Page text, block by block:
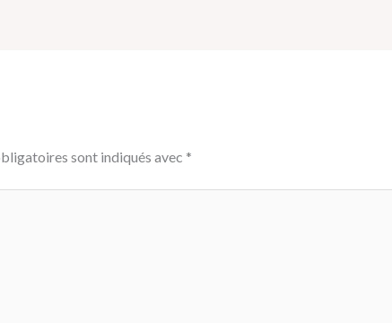
sont indiqués avec *